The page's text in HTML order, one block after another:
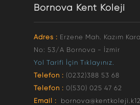
Bornova Kent Koleji
Adres : Erzene Mah. Kazım
No: 53/A Bornova - İzmir
Yol Tarifi İçin Tıklayınız.
Telefon : (0232)388 53 68
Telefon : 0(530) 025 47 62
Email :